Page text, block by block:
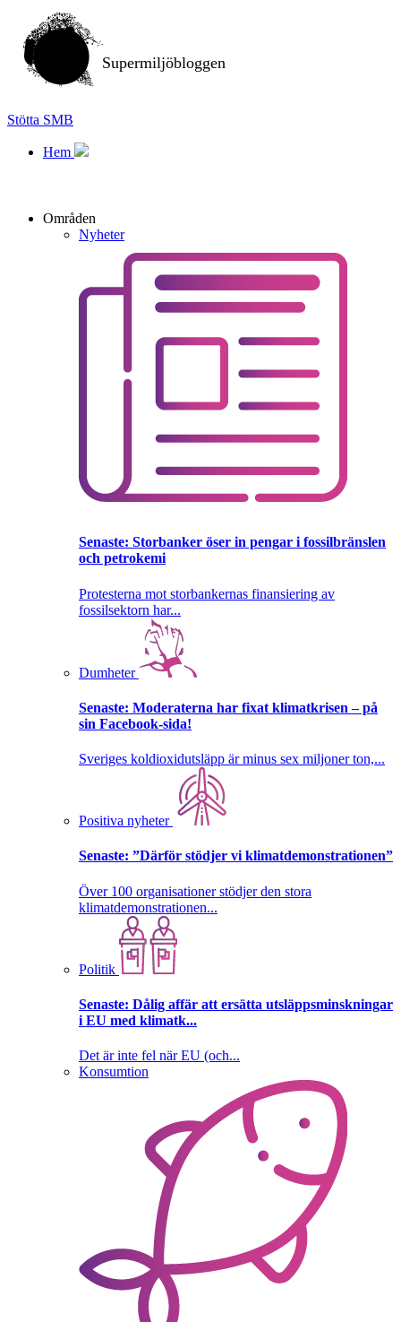
Supermiljöbloggen
Stötta SMB
Hem
Områden
Nyheter
Senaste: Storbanker öser in pengar i fossilbränslen
och petrokemi
Protesterna mot storbankernas finansiering av
fossilsektorn har...
Dumheter
Senaste: Moderaterna har fixat klimatkrisen – på
sin Facebook-sida!
Sveriges koldioxidutsläpp är minus sex miljoner ton,...
Positiva nyheter
Senaste: ”Därför stödjer vi klimatdemonstrationen”
Över 100 organisationer stödjer den stora
klimatdemonstrationen...
Politik
Senaste: Dålig affär att ersätta utsläppsminskningar
i EU med klimatk...
Det är inte fel när EU (och...
Konsumtion